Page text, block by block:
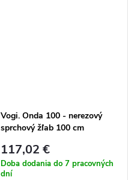
Vogi. Onda 100 - nerezový
sprchový žľab 100 cm
117,02 €
Doba dodania do 7 pracovných
dní